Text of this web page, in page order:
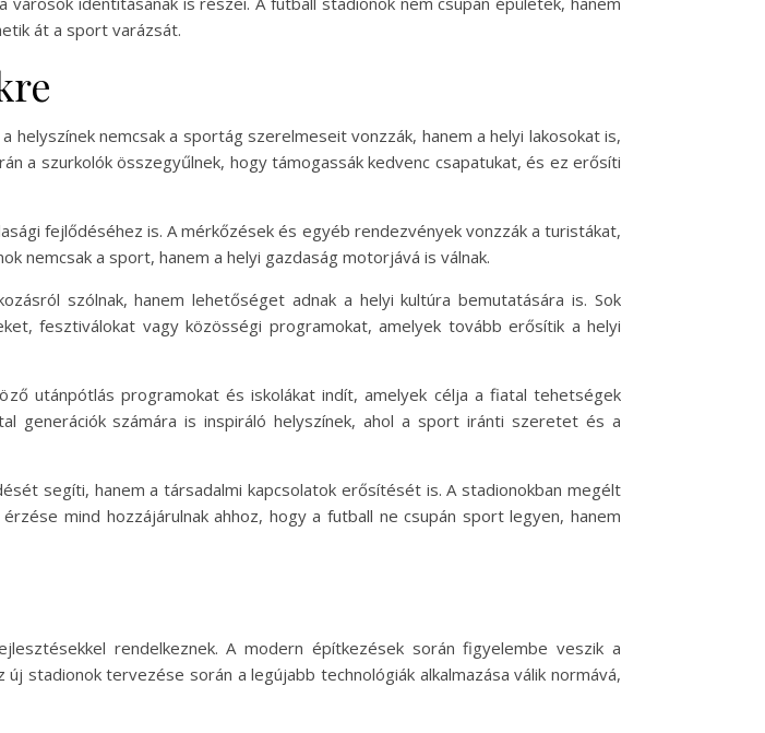
át a sport varázsát.
nemcsak a sportág szerelmeseit vonzzák, hanem a helyi lakosokat is,
a szurkolók összegyűlnek, hogy támogassák kedvenc csapatukat, és ez erősíti
fejlődéséhez is. A mérkőzések és egyéb rendezvények vonzzák a turistákat,
nemcsak a sport, hanem a helyi gazdaság motorjává is válnak.
szólnak, hanem lehetőséget adnak a helyi kultúra bemutatására is. Sok
fesztiválokat vagy közösségi programokat, amelyek tovább erősítik a helyi
utánpótlás programokat és iskolákat indít, amelyek célja a fiatal tehetségek
generációk számára is inspiráló helyszínek, ahol a sport iránti szeretet és a
segíti, hanem a társadalmi kapcsolatok erősítését is. A stadionokban megélt
mind hozzájárulnak ahhoz, hogy a futball ne csupán sport legyen, hanem
rendelkeznek. A modern építkezések során figyelembe veszik a
stadionok tervezése során a legújabb technológiák alkalmazása válik normává,